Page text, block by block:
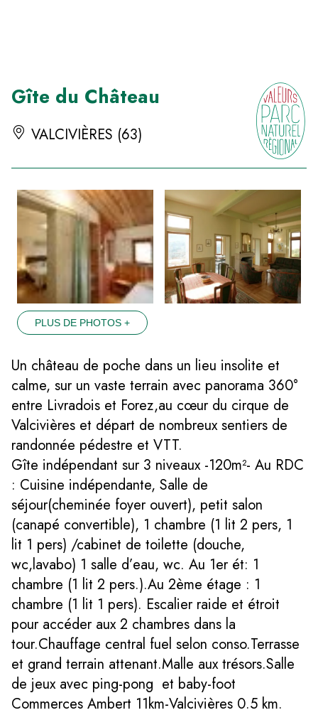
Gîte du Château
VALCIVIÈRES (63)
PLUS DE PHOTOS +
Un château de poche dans un lieu insolite et
calme, sur un vaste terrain avec panorama 360°
entre Livradois et Forez,au cœur du cirque de
Valcivières et départ de nombreux sentiers de
randonnée pédestre et VTT.
Gîte indépendant sur 3 niveaux -120m²- Au RDC
: Cuisine indépendante, Salle de
séjour(cheminée foyer ouvert), petit salon
(canapé convertible), 1 chambre (1 lit 2 pers, 1
lit 1 pers) /cabinet de toilette (douche,
wc,lavabo) 1 salle d’eau, wc. Au 1er ét: 1
chambre (1 lit 2 pers.).Au 2ème étage : 1
chambre (1 lit 1 pers). Escalier raide et étroit
pour accéder aux 2 chambres dans la
tour.Chauffage central fuel selon conso.Terrasse
et grand terrain attenant.Malle aux trésors.Salle
de jeux avec ping-pong et baby-foot
Commerces Ambert 11km-Valcivières 0.5 km.